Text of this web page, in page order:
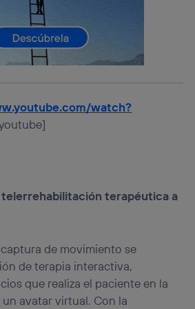
watch?
telerrehabilitación terapéutica a
de movimiento se
de terapia interactiva,
que realiza el paciente en la
avatar virtual. Con la
a la conexión de internet, por
que conecte su dispositivo y
tecnología recibirá el mismo
de los miembros del hogar
consentimiento.
la parte inferior de esta página web o